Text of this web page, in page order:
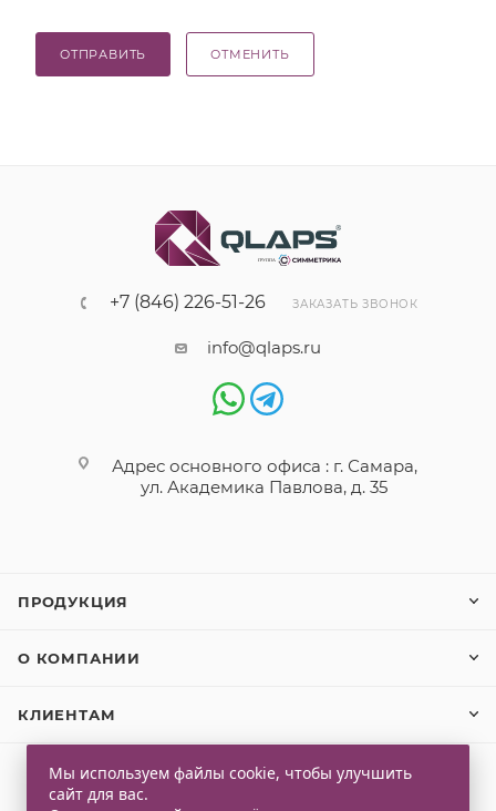
ОТПРАВИТЬ ОТМЕНИТЬ
+7 (846) 226-51-26 ЗАКАЗАТЬ ЗВОНОК
info@qlaps.ru
Адрес основного офиса : г. Самара,
ул. Академика Павлова, д. 35
ПРОДУКЦИЯ
О КОМПАНИИ
КЛИЕНТАМ
Мы используем файлы cookie, чтобы улучшить
сайт для вас.